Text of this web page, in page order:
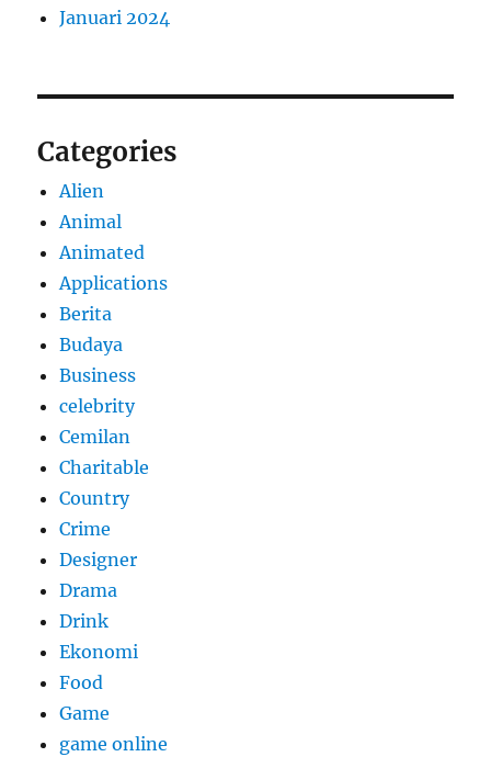
Januari 2024
Categories
Alien
Animal
Animated
Applications
Berita
Budaya
Business
celebrity
Cemilan
Charitable
Country
Crime
Designer
Drama
Drink
Ekonomi
Food
Game
game online